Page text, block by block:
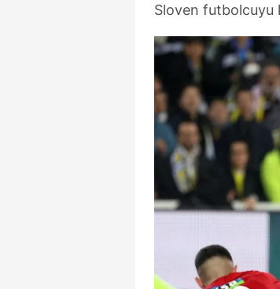
Sloven futbolcuyu